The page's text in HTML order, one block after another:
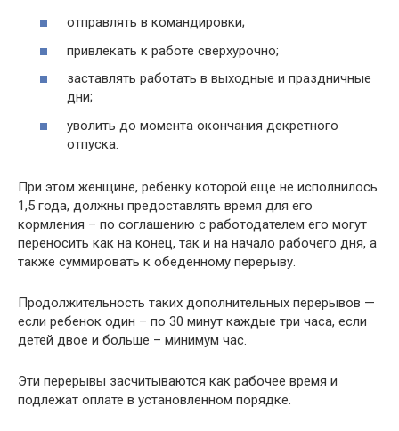
отправлять в командировки;
привлекать к работе сверхурочно;
заставлять работать в выходные и праздничные
дни;
уволить до момента окончания декретного
отпуска.
При этом женщине, ребенку которой еще не исполнилось
1,5 года, должны предоставлять время для его
кормления – по соглашению с работодателем его могут
переносить как на конец, так и на начало рабочего дня, а
также суммировать к обеденному перерыву.
Продолжительность таких дополнительных перерывов —
если ребенок один – по 30 минут каждые три часа, если
детей двое и больше – минимум час.
Эти перерывы засчитываются как рабочее время и
подлежат оплате в установленном порядке.